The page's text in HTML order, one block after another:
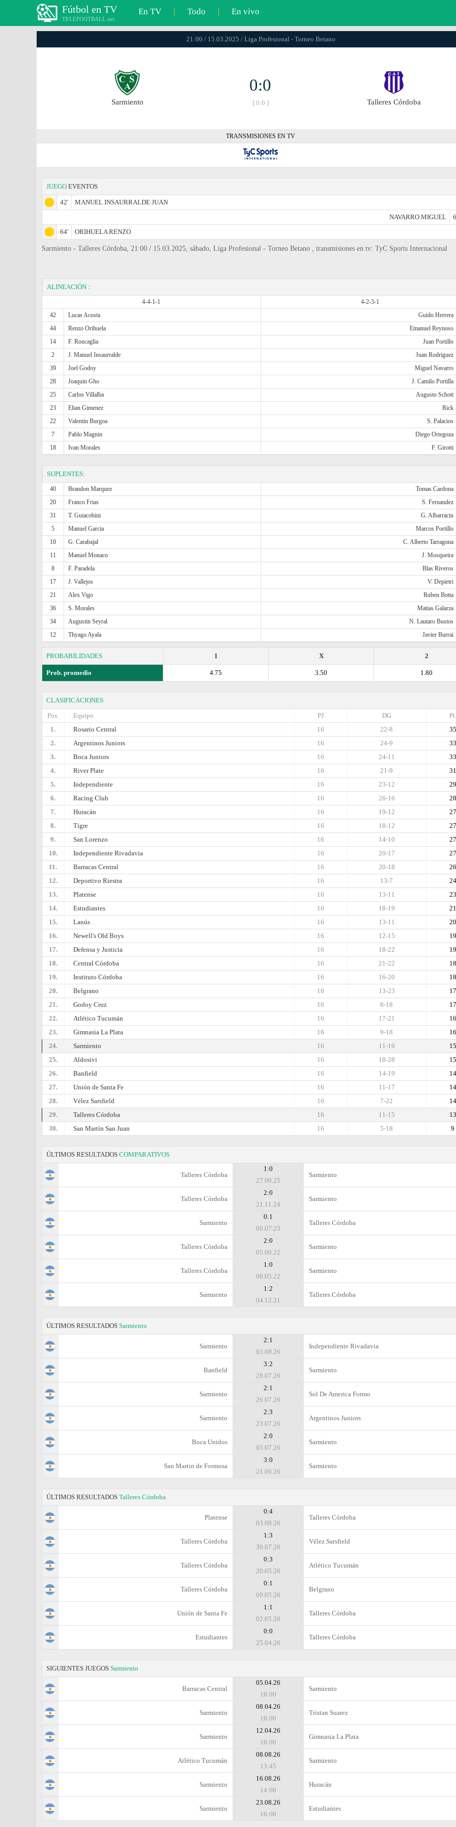
Fútbol en TV
TELEFOOTBALL.net
En TV | Todo | En vivo
21:00 / 15.03.2025 / Liga Profesional - Torneo Betano
Sarmiento
0:0
[ 0:0 ] Talleres Córdoba
TRANSMISIONES EN TV
JUEGO EVENTOS
42'
MANUEL INSAURRALDE JUAN
NAVARRO MIGUEL
64'
ORIHUELA RENZO
Sarmiento - Talleres Córdoba, 21:00 / 15.03.2025, sábado, Liga Profesional - Torneo Betano , transmisiones en tv: TyC Sports Internacional
ALINEACIÓN :
4-4-1-1
4-2-3-1
42
Lucas Acosta Guido Herrera
44
Renzo Orihuela Emanuel Reynoso
14
F. Roncaglia Juan Portillo
2
J. Manuel Insaurralde Juan Rodriguez
39
Joel Godoy Miguel Navarro
28
Joaquin Gho J. Camilo Portilla
25
Carlos Villalba Augusto Schott
23
Elian Gimenez Rick
22
Valentin Burgoa S. Palacios
7
Pablo Magnin Diego Ortegoza
18
Ivan Morales F. Girotti
SUPLENTES:
40 Brandon Marquez Tomas Cardona
20
Franco Frias S. Fernandez
31
T. Guiacobini G. Albarracin
5
Manuel Garcia Marcos Portillo
10
G. Carabajal C. Alberto Tarragona
11
Manuel Monaco J. Mosqueira
8
F. Paradela Blas Riveros
17
J. Vallejos V. Depietri
21
Alex Vigo Ruben Botta
36
S. Morales Matias Galarza
34
Augustin Seyral N. Lautaro Bustos
12
Thyago Ayala Javier Burrai
PROBABILIDADES 2
X
1
Prob. promedio 1.80
3.50
4.75
CLASIFICACIONES
Pos.
Equipo Pt.
DG
PJ
1.
Rosario Central 35
22-8
16
2.
Argentinos Juniors 33
24-9
16
3.
Boca Juniors 33
24-11
16
4.
River Plate 31
21-9
16
5.
Independiente 29
23-12
16
6.
Racing Club 28
26-16
16
7.
Huracán 27
19-12
16
8.
Tigre 27
18-12
16
9.
San Lorenzo 27
14-10
16
10.
Independiente Rivadavia 27
20-17
16
11.
Barracas Central 26
20-18
16
12.
Deportivo Riestra 24
13-7
16
13.
Platense 23
13-11
16
14.
Estudiantes 21
18-19
16
15.
Lanús 20
13-11
16
16.
Newell's Old Boys 19
12-15
16
17.
Defensa y Justicia 19
18-22
16
18.
Central Córdoba 18
21-22
16
19.
Instituto Córdoba 18
16-20
16
20.
Belgrano 17
13-23
16
21.
Godoy Cruz 17
8-18
16
22.
Atlético Tucumán 16
17-21
16
23.
Gimnasia La Plata 16
9-18
16
24.
Sarmiento 15
11-19
16
25.
Aldosivi 15
18-28
16
26.
Banfield 14
14-19
16
27.
Unión de Santa Fe 14
11-17
16
28.
Vélez Sarsfield 14
7-22
16
29.
Talleres Córdoba 13
11-15
16
30.
San Martín San Juan 9
5-18
16
ÚLTIMOS RESULTADOS COMPARATIVOS
Talleres Córdoba
1:0
27.09.25
Sarmiento
Talleres Córdoba
2:0
21.11.24
Sarmiento
Sarmiento
0:1
06.07.23
Talleres Córdoba
Talleres Córdoba
2:0
05.06.22
Sarmiento
Talleres Córdoba
1:0
08.05.22
Sarmiento
Sarmiento
1:2
04.12.21
Talleres Córdoba
ÚLTIMOS RESULTADOS Sarmiento
Sarmiento
2:1
03.08.26
Independiente Rivadavia
Banfield
3:2
28.07.26
Sarmiento
Sarmiento
2:1
26.07.26
Sol De America Formo
Sarmiento
2:3
23.07.26
Argentinos Juniors
Boca Unidos
2:0
05.07.26
Sarmiento
San Martin de Formosa
3:0
21.06.26
Sarmiento
ÚLTIMOS RESULTADOS Talleres Córdoba
Platense
0:4
03.08.26
Talleres Córdoba
Talleres Córdoba
1:3
30.07.26
Vélez Sarsfield
Talleres Córdoba
0:3
20.05.26
Atlético Tucumán
Talleres Córdoba
0:1
09.05.26
Belgrano
Unión de Santa Fe
1:1
02.05.26
Talleres Córdoba
Estudiantes
0:0
25.04.26
Talleres Córdoba
SIGUIENTES JUEGOS Sarmiento
Barracas Central
05.04.26
16:00
Sarmiento
Sarmiento
08.04.26
16:00
Tristan Suarez
Sarmiento
12.04.26
16:00
Gimnasia La Plata
Atlético Tucumán
08.08.26
13:45
Sarmiento
Sarmiento
16.08.26
14:00
Huracán
Sarmiento
23.08.26
16:00
Estudiantes